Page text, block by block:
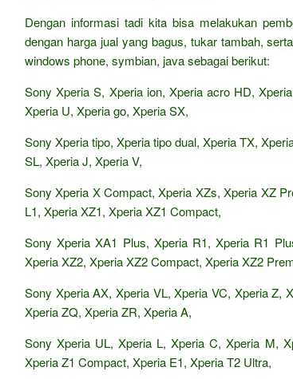
Dengan informasi tadi kita bisa melakukan
dengan harga jual yang bagus, tukar tambah,
windows phone, symbian, java sebagai berikut:
Sony Xperia S, Xperia ion, Xperia acro HD,
Xperia U, Xperia go, Xperia SX,
Sony Xperia tipo, Xperia tipo dual, Xperia TX,
SL, Xperia J, Xperia V,
Sony Xperia X Compact, Xperia XZs, Xperia XZ
L1, Xperia XZ1, Xperia XZ1 Compact,
Sony Xperia XA1 Plus, Xperia R1, Xperia R1
Xperia XZ2, Xperia XZ2 Compact, Xperia XZ2
Sony Xperia AX, Xperia VL, Xperia VC, Xperia Z,
Xperia ZQ, Xperia ZR, Xperia A,
Sony Xperia UL, Xperia L, Xperia C, Xperia M,
Xperia Z1 Compact, Xperia E1, Xperia T2 Ultra,